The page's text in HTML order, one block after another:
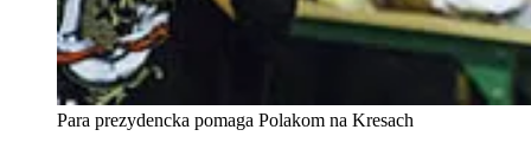
Para prezydencka pomaga Polakom na Kresach